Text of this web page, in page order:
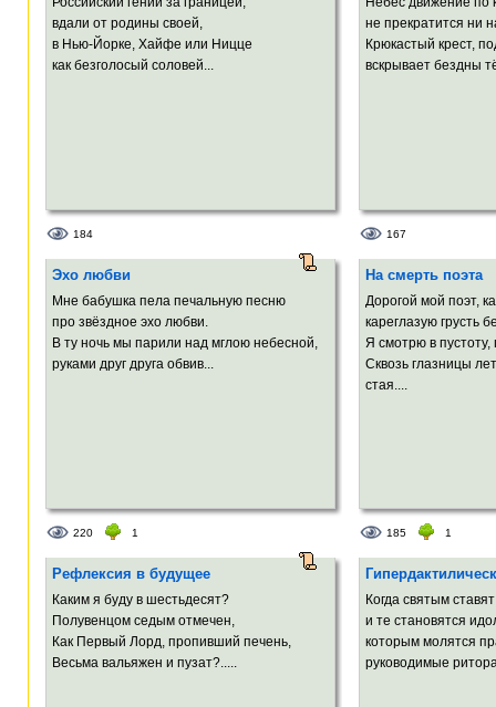
вдали от родины своей,
в Нью-Йорке, Хайфе или Ницце
как безголосый соловей...
184
не прекратится ни
Крюкастый крест,
вскрывает бездны
167
Эхо любви
Мне бабушка пела печальную песню
про звёздное эхо любви.
В ту ночь мы парили над мглою небесной,
руками друг друга обвив...
220 1
На смерть поэта
Дорогой мой поэт,
кареглазую грусть
Я смотрю в
Сквозь глазницы
стая....
185 1
Рефлексия в будущее
Каким я буду в шестьдесят?
Полувенцом седым отмечен,
Как Первый Лорд, пропивший печень,
Весьма вальяжен и пузат?.....
Когда святым
и те становятся
которым молятся
руководимые